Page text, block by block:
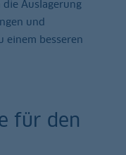
Auslagerung
und
einem besseren
für den